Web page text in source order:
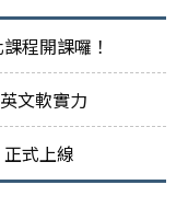
程開課囉！
文軟實力
式上線